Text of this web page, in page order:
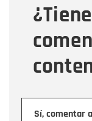
Sí, comentar
Mensaje